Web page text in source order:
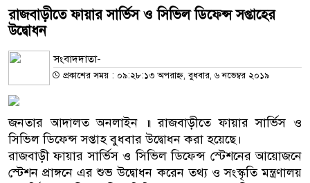
রাজবাড়ীতে ফায়ার সার্ভিস ও সিভিল ডিফেন্স সপ্তাহের
উদ্বোধন
সংবাদদাতা-
প্রকাশের সময় : ০৯:২৮:১৩ অপরাহ্ন, বুধবার, ৬ নভেম্বর ২০১৯
জনতার আদালত অনলাইন ॥ রাজবাড়ীতে ফায়ার সার্ভিস ও
সিভিল ডিফেন্স সপ্তাহ বুধবার উদ্বোধন করা হয়েছে।
রাজবাড়ী ফায়ার সার্ভিস ও সিভিল ডিফেন্স স্টেশনের আয়োজনে
স্টেশন প্রাঙ্গনে এর শুভ উদ্বোধন করেন তথ্য ও সংস্কৃতি মন্ত্রণালয়